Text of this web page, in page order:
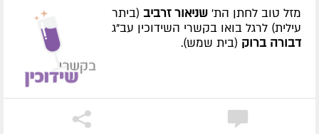
מזל טוב לחתן הת' שניאור זרביב (ביתר
עילית) לרגל בואו בקשרי השידוכין עב"ג
דבורה ברוק (בית שמש).